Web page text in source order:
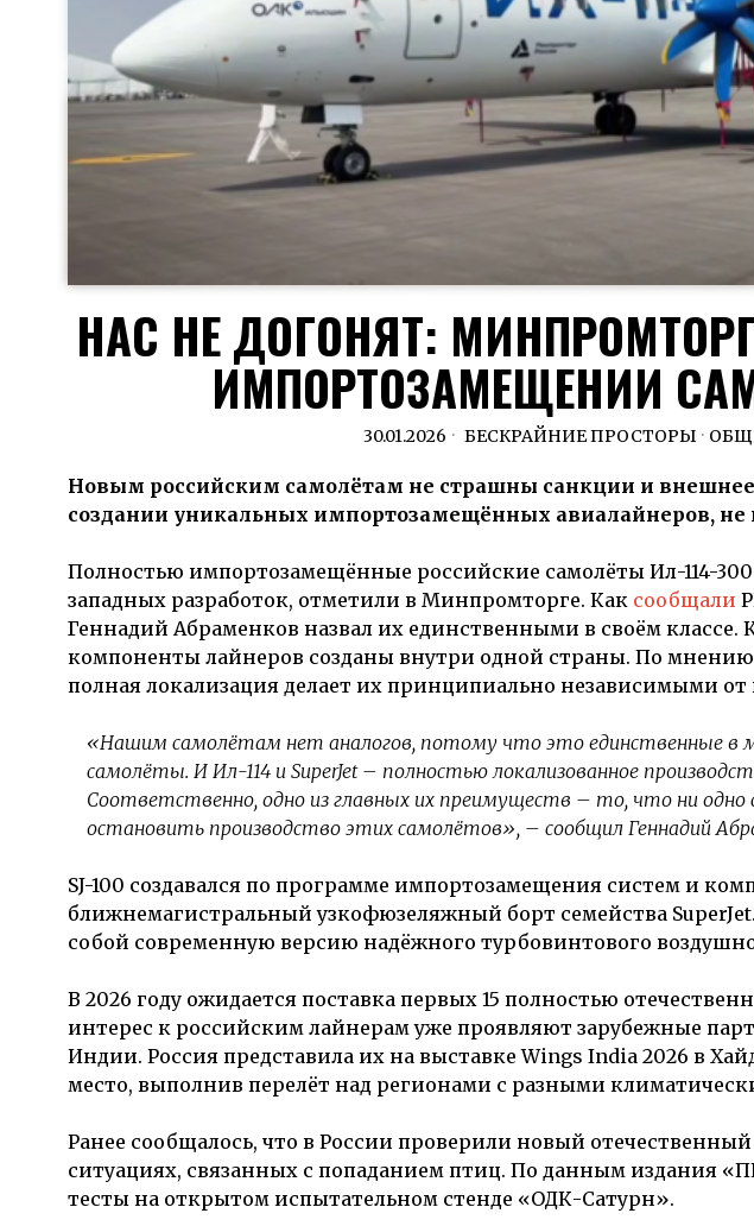
НАС НЕ ДОГОНЯТ:
ИМПОРТОЗАМЕЩЕНИИ
30.01.2026 БЕСКРАЙНИЕ ПРОСТОРЫ ·
Новым российским самолётам не страшны санкции и
создании уникальных импортозамещённых авиалайнеров,
Полностью импортозамещённые российские самолёты Ил-114-300
западных разработок, отметили в Минпромторге. Как сообщали
Геннадий Абраменков назвал их единственными в своём классе.
компоненты лайнеров созданы внутри одной страны. По
полная локализация делает их принципиально независимыми
«Нашим самолётам нет аналогов, потому что это единственные в
самолёты. И Ил-114 и SuperJet – полностью локализованное
Соответственно, одно из главных их преимуществ – то, что ни одно
остановить производство этих самолётов», – сообщил Геннадий
SJ-100 создавался по программе импортозамещения систем и
ближнемагистральный узкофюзеляжный борт семейства SuperJet.
собой современную версию надёжного турбовинтового
В 2026 году ожидается поставка первых 15 полностью
интерес к российским лайнерам уже проявляют зарубежные
Индии. Россия представила их на выставке Wings India 2026 в
место, выполнив перелёт над регионами с разными
Ранее сообщалось, что в России проверили новый
ситуациях, связанных с попаданием птиц. По данным издания
тесты на открытом испытательном стенде «ОДК-Сатурн».